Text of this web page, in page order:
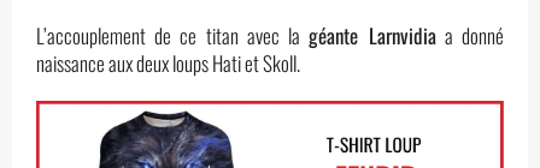
L’accouplement de ce titan avec lagéante Larnvidiaa donné
naissance aux deux loups Hati et Skoll.